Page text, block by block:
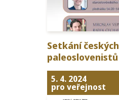
Setkání českých
pale­oslovenistů
5. 4. 2024
pro veřejnost